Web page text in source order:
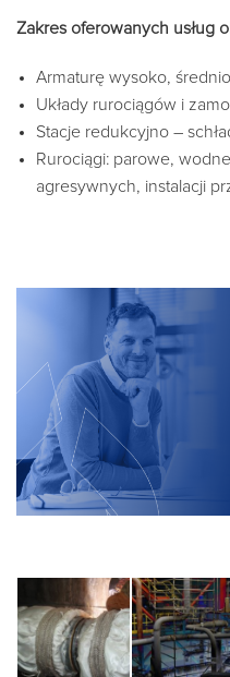
Zakres oferowanych usług
Armaturę wysoko,
Układy rurociągów i
Stacje redukcyjno –
Rurociągi: parowe,
agresywnych, instalacji